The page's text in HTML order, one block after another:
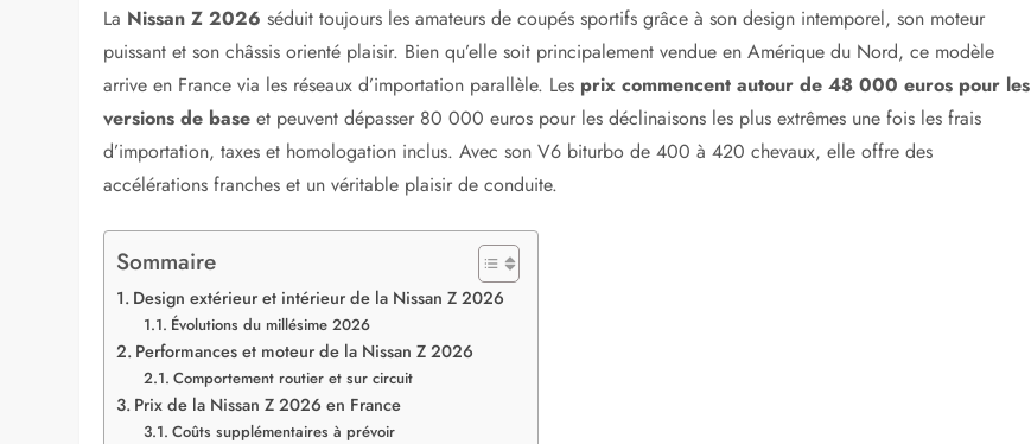
La Nissan Z 2026 séduit toujours les amateurs de coupés sportifs grâce à son design intemporel, son moteur
puissant et son châssis orienté plaisir. Bien qu’elle soit principalement vendue en Amérique du Nord, ce modèle
arrive en France via les réseaux d’importation parallèle. Les prix commencent autour de 48 000 euros pour les
versions de base et peuvent dépasser 80 000 euros pour les déclinaisons les plus extrêmes une fois les frais
d’importation, taxes et homologation inclus. Avec son V6 biturbo de 400 à 420 chevaux, elle offre des
accélérations franches et un véritable plaisir de conduite.
Sommaire
Design extérieur et intérieur de la Nissan Z 2026
Évolutions du millésime 2026
Performances et moteur de la Nissan Z 2026
Comportement routier et sur circuit
Prix de la Nissan Z 2026 en France
Coûts supplémentaires à prévoir